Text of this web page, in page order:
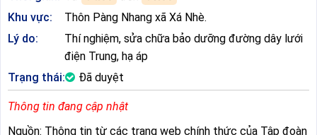
Khu vực:
Thôn Pàng Nhang xã Xá Nhè.
Lý do:
Thí nghiệm, sửa chữa bảo dưỡng đường dây lưới
điện Trung, hạ áp
Trạng thái:
Đã duyệt
Thông tin đang cập nhật
Nguồn: Thông tin từ các trang web chính thức của Tập đoàn